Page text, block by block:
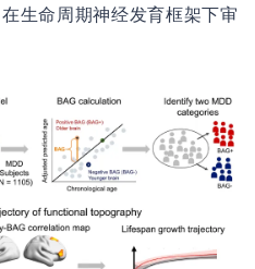
生命周期神经发育框架下审